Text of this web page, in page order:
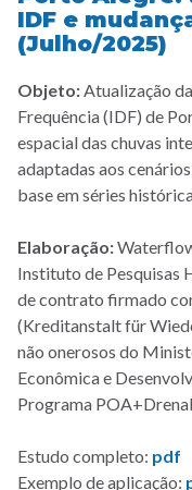
IDF e
(Julho/2025)
Objeto:Atualização
Frequência (IDF) de
espacial das chuvas
adaptadas aos
base em séries
Elaboração:
Instituto de Pesquisas
de contrato firmado
(Kreditanstalt für
não onerosos do
Econômica e
Programa
Estudo completo: pdf
Exemplo de aplicação: